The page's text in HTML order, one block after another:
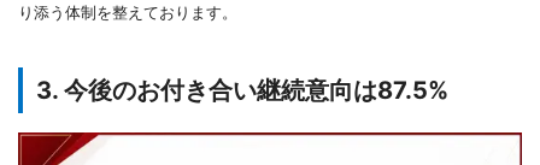
り添う体制を整えております。
3. 今後のお付き合い継続意向は87.5%